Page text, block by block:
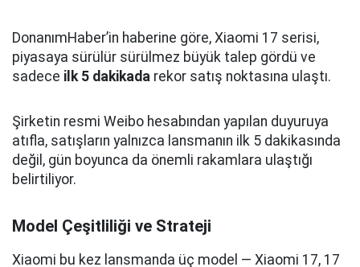
DonanımHaber’in haberine göre, Xiaomi 17 serisi,
piyasaya sürülür sürülmez büyük talep gördü ve
sadece ilk 5 dakikada rekor satış noktasına ulaştı.
Şirketin resmi Weibo hesabından yapılan duyuruya
atıfla, satışların yalnızca lansmanın ilk 5 dakikasında
değil, gün boyunca da önemli rakamlara ulaştığı
belirtiliyor.
Model Çeşitliliği ve Strateji
Xiaomi bu kez lansmanda üç model — Xiaomi 17, 17